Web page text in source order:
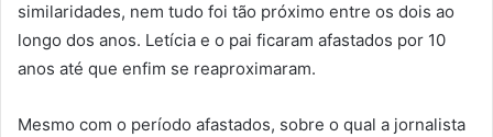
similaridades, nem tudo foi tão próximo entre os dois ao
longo dos anos. Letícia e o pai ficaram afastados por 10
anos até que enfim se reaproximaram.
Mesmo com o período afastados, sobre o qual a jornalista